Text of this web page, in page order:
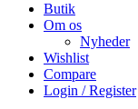
Butik
Om os
Nyheder
Wishlist
Compare
Login / Register